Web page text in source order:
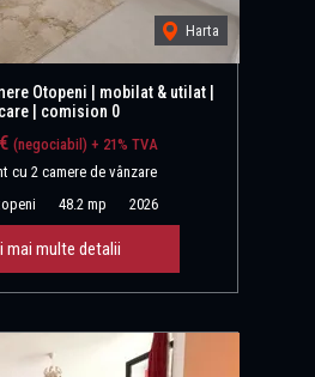
Harta
Otopeni | mobilat & utilat |
| comision 0
(negociabil) + 21% TVA
cu 2 camere de vânzare
48.2 mp 2026
mai multe detalii